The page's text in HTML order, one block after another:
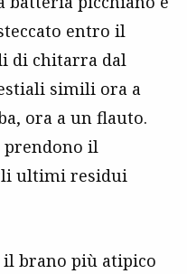
entro il
di chitarra dal
simili ora a
ora a un flauto.
prendono il
ultimi residui
il brano più atipico